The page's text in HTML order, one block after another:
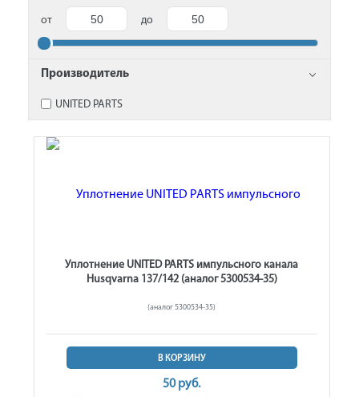
от до
Производитель
UNITED PARTS
Уплотнение UNITED PARTS импульсного канала
Husqvarna 137/142 (аналог 5300534-35)
(аналог 5300534-35)
В КОРЗИНУ
50 руб.